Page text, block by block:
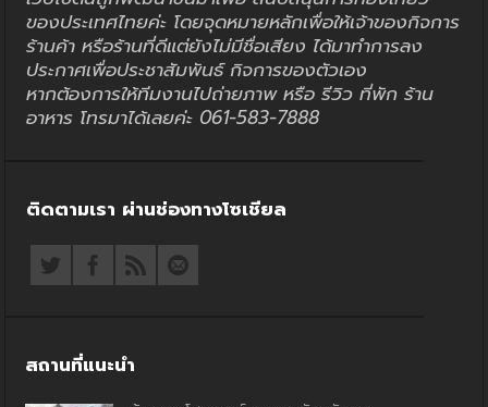
ของประเทศไทยค่ะ โดยจุดหมายหลักเพื่อให้เจ้าของกิจการ
ร้านค้า หรือร้านที่ดีแต่ยังไม่มีชื่อเสียง ได้มาทำการลง
ประกาศเพื่อประชาสัมพันธ์ กิจการของตัวเอง
หากต้องการให้ทีมงานไปถ่ายภาพ หรือ รีวิว ที่พัก ร้าน
อาหาร โทรมาได้เลยค่ะ 061-583-7888
ติดตามเรา ผ่านช่องทางโซเชียล
สถานที่แนะนำ